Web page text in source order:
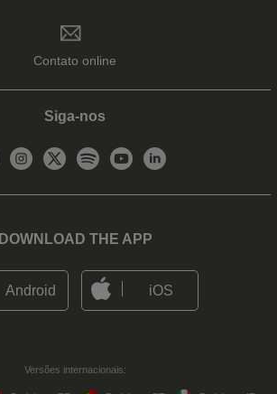
Contato online
Siga-nos
DOWNLOAD THE APP
Android iOS
Versões internacionais: